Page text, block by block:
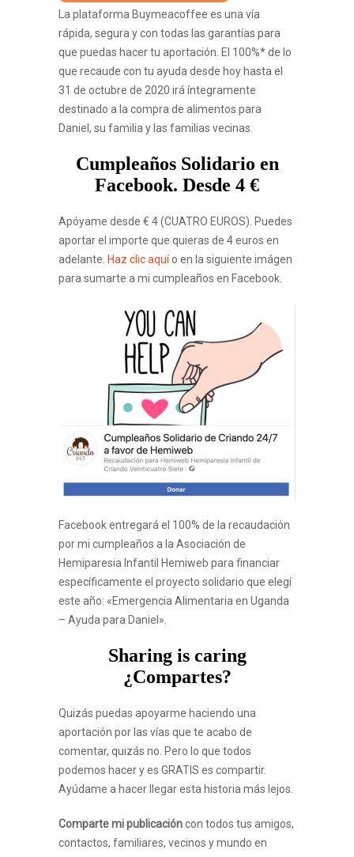
La plataforma Buymeacoffee es una vía
rápida, segura y con todas las garantías para
que puedas hacer tu aportación. El 100%* de lo
que recaude con tu ayuda desde hoy hasta el
31 de octubre de 2020 irá íntegramente
destinado a la compra de alimentos para
Daniel, su familia y las familias vecinas.
Cumpleaños Solidario en
Facebook. Desde 4 €
Apóyame desde € 4 (CUATRO EUROS). Puedes
aportar el importe que quieras de 4 euros en
adelante. Haz clic aquío en la siguiente imágen
para sumarte a mi cumpleaños en Facebook.
Facebook entregará el 100% de la recaudación
por mi cumpleaños a la Asociación de
Hemiparesia Infantil Hemiweb para financiar
específicamente el proyecto solidario que elegí
este año: «Emergencia Alimentaria en Uganda
– Ayuda para Daniel».
Sharing is caring
¿Compartes?
Quizás puedas apoyarme haciendo una
aportación por las vías que te acabo de
comentar, quizás no. Pero lo que todos
podemos hacer y es GRATIS es compartir.
Ayúdame a hacer llegar esta historia más lejos.
Comparte mi publicacióncon todos tus amigos,
contactos, familiares, vecinos y mundo en